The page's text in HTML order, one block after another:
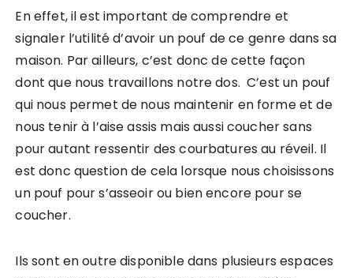
En effet, il est important de comprendre et
signaler l’utilité d’avoir un pouf de ce genre dans sa
maison. Par ailleurs, c’est donc de cette façon
dont que nous travaillons notre dos. C’est un pouf
qui nous permet de nous maintenir en forme et de
nous tenir à l’aise assis mais aussi coucher sans
pour autant ressentir des courbatures au réveil. Il
est donc question de cela lorsque nous choisissons
un pouf pour s’asseoir ou bien encore pour se
coucher.
Ils sont en outre disponible dans plusieurs espaces